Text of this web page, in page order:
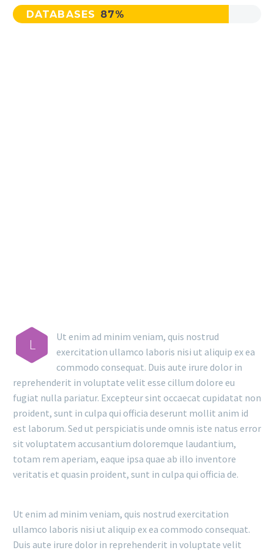
DATABASES 87%
L
Ut enim ad minim veniam, quis nostrud
exercitation ullamco laboris nisi ut aliquip ex ea
commodo consequat. Duis aute irure dolor in
reprehenderit in voluptate velit esse cillum dolore eu
fugiat nulla pariatur. Excepteur sint occaecat cupidatat non
proident, sunt in culpa qui officia deserunt mollit anim id
est laborum. Sed ut perspiciatis unde omnis iste natus error
sit voluptatem accusantium doloremque laudantium,
totam rem aperiam, eaque ipsa quae ab illo inventore
veritatis et quasin proident, sunt in culpa qui officia de.
Ut enim ad minim veniam, quis nostrud exercitation
ullamco laboris nisi ut aliquip ex ea commodo consequat.
Duis aute irure dolor in reprehenderit in voluptate velit